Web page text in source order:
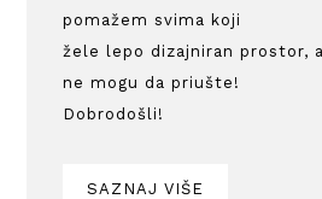
pomažem svima koji
žele lepo dizajniran prostor,
ne mogu da priušte!
Dobrodošli!
SAZNAJ VIŠE